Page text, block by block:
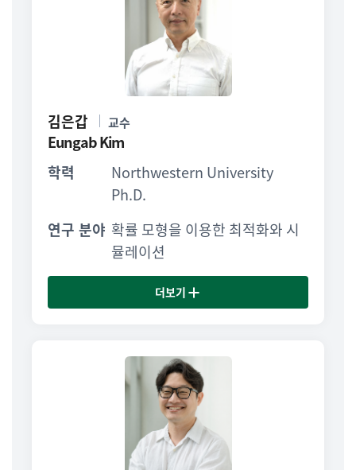
김은갑 교수
Eungab Kim
학력
Northwestern University
Ph.D.
연구 분야 확률 모형을 이용한 최적화와 시
뮬레이션
더보기